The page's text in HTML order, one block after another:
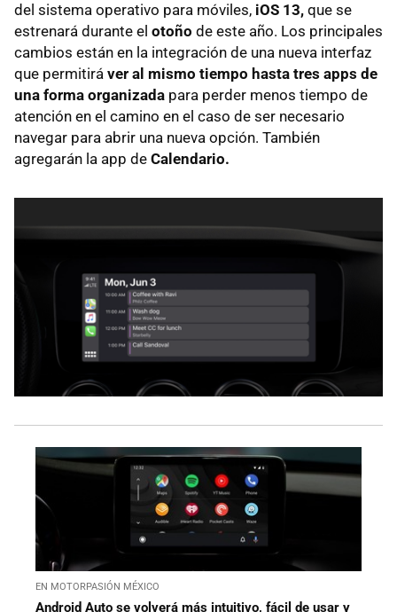
del sistema operativo para móviles, iOS 13, que se
estrenará durante el otoño de este año. Los principales
cambios están en la integración de una nueva interfaz
que permitirá ver al mismo tiempo hasta tres apps de
una forma organizada para perder menos tiempo de
atención en el camino en el caso de ser necesario
navegar para abrir una nueva opción. También
agregarán la app de Calendario.
EN MOTORPASIÓN MÉXICO
Android Auto se volverá más intuitivo, fácil de usar y